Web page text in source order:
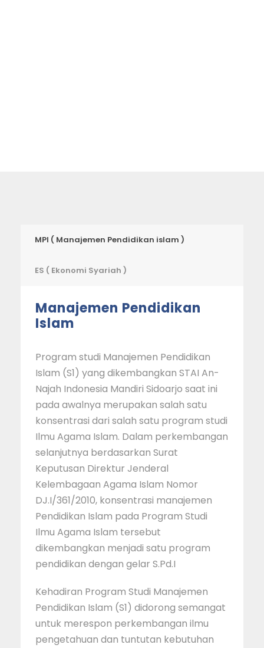
MPI ( Manajemen Pendidikan islam )
ES ( Ekonomi Syariah )
Manajemen Pendidikan
Islam
Program studi Manajemen Pendidikan
Islam (S1) yang dikembangkan STAI An-
Najah Indonesia Mandiri Sidoarjo saat ini
pada awalnya merupakan salah satu
konsentrasi dari salah satu program studi
Ilmu Agama Islam. Dalam perkembangan
selanjutnya berdasarkan Surat
Keputusan Direktur Jenderal
Kelembagaan Agama Islam Nomor
DJ.I/361/2010, konsentrasi manajemen
Pendidikan Islam pada Program Studi
Ilmu Agama Islam tersebut
dikembangkan menjadi satu program
pendidikan dengan gelar S.Pd.I
Kehadiran Program Studi Manajemen
Pendidikan Islam (S1) didorong semangat
untuk merespon perkembangan ilmu
pengetahuan dan tuntutan kebutuhan